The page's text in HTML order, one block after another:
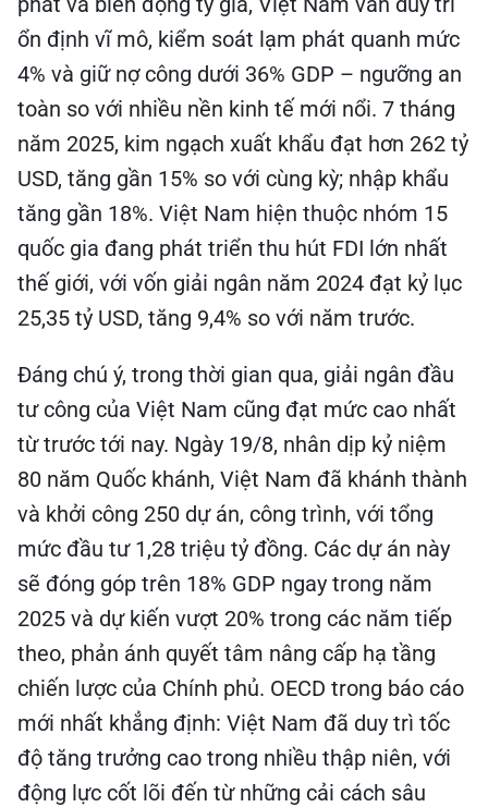
ổn định vĩ mô, kiểm soát lạm phát quanh mức
4% và giữ nợ công dưới 36% GDP – ngưỡng an
toàn so với nhiều nền kinh tế mới nổi. 7 tháng
năm 2025, kim ngạch xuất khẩu đạt hơn 262 tỷ
USD, tăng gần 15% so với cùng kỳ; nhập khẩu
tăng gần 18%. Việt Nam hiện thuộc nhóm 15
quốc gia đang phát triển thu hút FDI lớn nhất
thế giới, với vốn giải ngân năm 2024 đạt kỷ lục
25,35 tỷ USD, tăng 9,4% so với năm trước.
Đáng chú ý, trong thời gian qua, giải ngân đầu
tư công của Việt Nam cũng đạt mức cao nhất
từ trước tới nay. Ngày 19/8, nhân dịp kỷ niệm
80 năm Quốc khánh, Việt Nam đã khánh thành
và khởi công 250 dự án, công trình, với tổng
mức đầu tư 1,28 triệu tỷ đồng. Các dự án này
sẽ đóng góp trên 18% GDP ngay trong năm
2025 và dự kiến vượt 20% trong các năm tiếp
theo, phản ánh quyết tâm nâng cấp hạ tầng
chiến lược của Chính phủ. OECD trong báo cáo
mới nhất khẳng định: Việt Nam đã duy trì tốc
độ tăng trưởng cao trong nhiều thập niên, với
động lực cốt lõi đến từ những cải cách sâu